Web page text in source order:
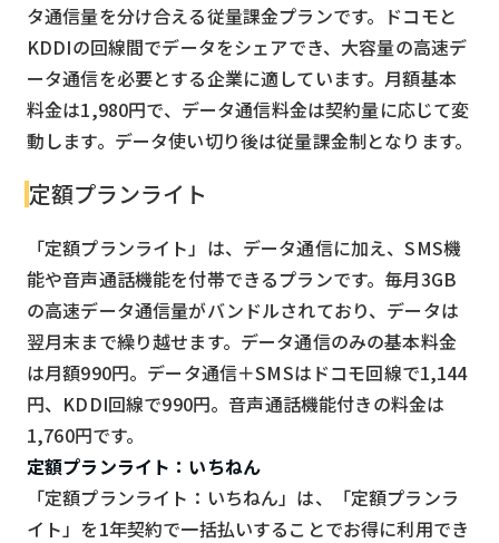
タ通信量を分け合える従量課金プランです。ドコモと
KDDIの回線間でデータをシェアでき、大容量の高速デ
ータ通信を必要とする企業に適しています。月額基本
料金は1,980円で、データ通信料金は契約量に応じて変
動します。データ使い切り後は従量課金制となります。
定額プランライト
「定額プランライト」は、データ通信に加え、SMS機
能や音声通話機能を付帯できるプランです。毎月3GB
の高速データ通信量がバンドルされており、データは
翌月末まで繰り越せます。データ通信のみの基本料金
は月額990円。データ通信＋SMSはドコモ回線で1,144
円、KDDI回線で990円。音声通話機能付きの料金は
1,760円です。
定額プランライト：いちねん
「定額プランライト：いちねん」は、「定額プランラ
イト」を1年契約で一括払いすることでお得に利用でき